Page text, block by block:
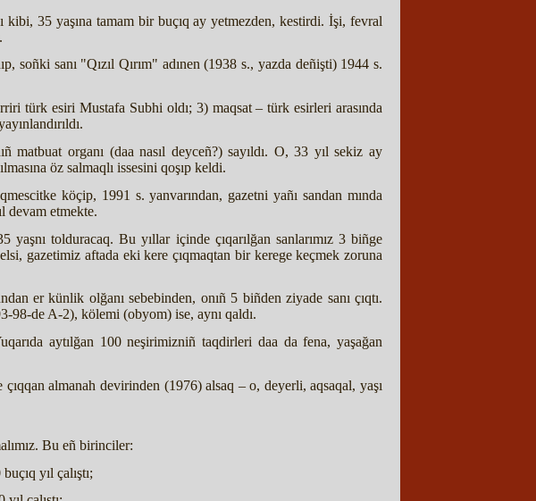
35 yaşına tamam bir buçıq ay yetmezden, kestirdi. İşi, fevral
sanı "Qızıl Qırım" adınen (1938 s., yazda deñişti) 1944 s.
türk esiri Mustafa Subhi oldı; 3) maqsat – türk esirleri arasında
organı (daa nasıl deyceñ?) sayıldı. O, 33 yıl sekiz ay
öz salmaqlı issesini qoşıp keldi.
köçip, 1991 s. yanvarından, gazetni yañı sandan mında
devam etmekte.
tolduracaq. Bu yıllar içinde çıqarılğan sanlarımız 3 biñge
gazetimiz aftada eki kere çıqmaqtan bir kerege keçmek zoruna
er künlik olğanı sebebinden, onıñ 5 biñden ziyade sanı çıqtı.
98-de A-2), kölemi (obyom) ise, aynı qaldı.
aytılğan 100 neşirimizniñ taqdirleri daa da fena, yaşağan
almanah devirinden (1976) alsaq – o, deyerli, aqsaqal, yaşı
Bu eñ birinciler:
yıl çalıştı;